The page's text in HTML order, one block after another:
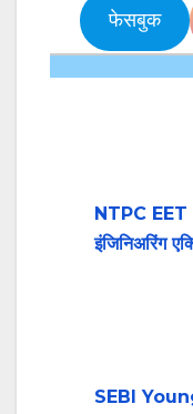
फेसबुक
NTPC
इंजिनिअरिंग
SEBI